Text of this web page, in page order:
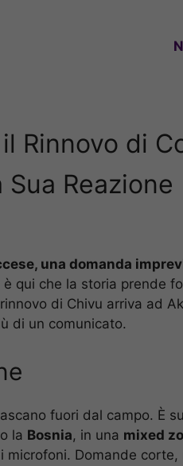
Rinnovo di
Reazione
una domanda
qui che la storia prende
di Chivu arriva ad
di un comunicato.
fuori dal campo. È
la Bosnia, in una mixed
microfoni. Domande